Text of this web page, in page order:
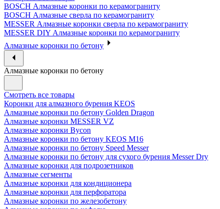
BOSCH Алмазные коронки по керамограниту
BOSCH Алмазные сверла по керамограниту
MESSER Алмазные коронки сверла по керамограниту
MESSER DIY Алмазные коронки по керамограниту
Алмазные коронки по бетону
Алмазные коронки по бетону
Смотреть все товары
Коронки для алмазного бурения KEOS
Алмазные коронки по бетону Golden Dragon
Алмазные коронки MESSER VZ
Алмазные коронки Bycon
Алмазные коронки по бетону KEOS M16
Алмазные коронки по бетону Speed Messer
Алмазные коронки по бетону для сухого бурения Messer Dry
Алмазные коронки для подрозетников
Алмазные сегменты
Алмазные коронки для кондиционера
Алмазные коронки для перфоратора
Алмазные коронки по железобетону